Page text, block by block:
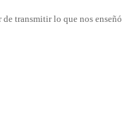
transmitir lo que nos